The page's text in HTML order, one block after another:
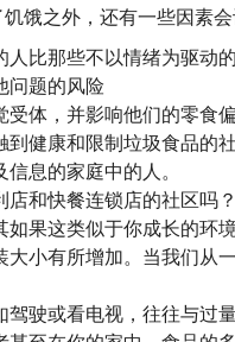
饿之外，还有一些因素
人比那些不以情绪为驱动
问题的风险
体，并影响他们的零食偏
到健康和限制垃圾食品的
息的家庭中的人。
店和快餐连锁店的社区吗
果这类似于你成长的环境
小有所增加。当我们从
驶或看电视，往往与过量